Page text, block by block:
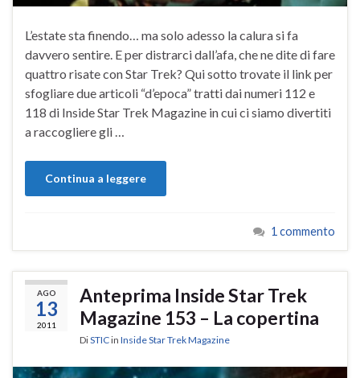
L’estate sta finendo… ma solo adesso la calura si fa
davvero sentire. E per distrarci dall’afa, che ne dite di fare
quattro risate con Star Trek? Qui sotto trovate il link per
sfogliare due articoli “d’epoca” tratti dai numeri 112 e
118 di Inside Star Trek Magazine in cui ci siamo divertiti
a raccogliere gli …
Continua a leggere
1 commento
AGO
13
2011
Anteprima Inside Star Trek
Magazine 153 – La copertina
DiSTICin Inside Star Trek Magazine